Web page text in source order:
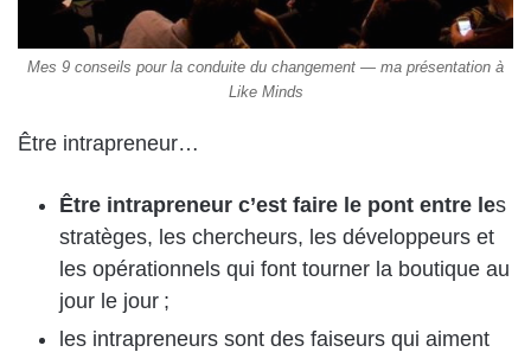
Mes 9 conseils pour la conduite du changement — ma présentation à
Like Minds
Être intrapreneur…
Être intrapreneur c’est faire le pont entre les
stratèges, les chercheurs, les développeurs et
les opérationnels qui font tourner la boutique au
jour le jour ;
les intrapreneurs sont des faiseurs qui aiment